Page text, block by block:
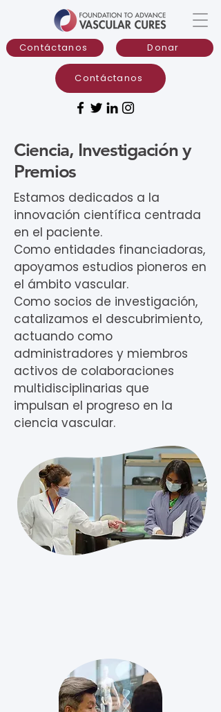
Donar
Contáctanos
Contáctanos
Ciencia, Investigación y
Premios
Estamos dedicados a la
innovación científica centrada
en el paciente.
Como entidades financiadoras,
apoyamos estudios pioneros en
el ámbito vascular.
Como socios de investigación,
catalizamos el descubrimiento,
actuando como
administradores y miembros
activos de colaboraciones
multidisciplinarias que
impulsan el progreso en la
ciencia vascular.